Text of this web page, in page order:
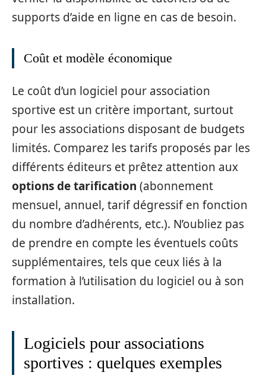
supports d’aide en ligne en cas de besoin.
Coût et modèle économique
Le coût d’un logiciel pour association
sportive est un critère important, surtout
pour les associations disposant de budgets
limités. Comparez les tarifs proposés par les
différents éditeurs et prêtez attention aux
options de tarification (abonnement
mensuel, annuel, tarif dégressif en fonction
du nombre d’adhérents, etc.). N’oubliez pas
de prendre en compte les éventuels coûts
supplémentaires, tels que ceux liés à la
formation à l’utilisation du logiciel ou à son
installation.
Logiciels pour associations
sportives : quelques exemples